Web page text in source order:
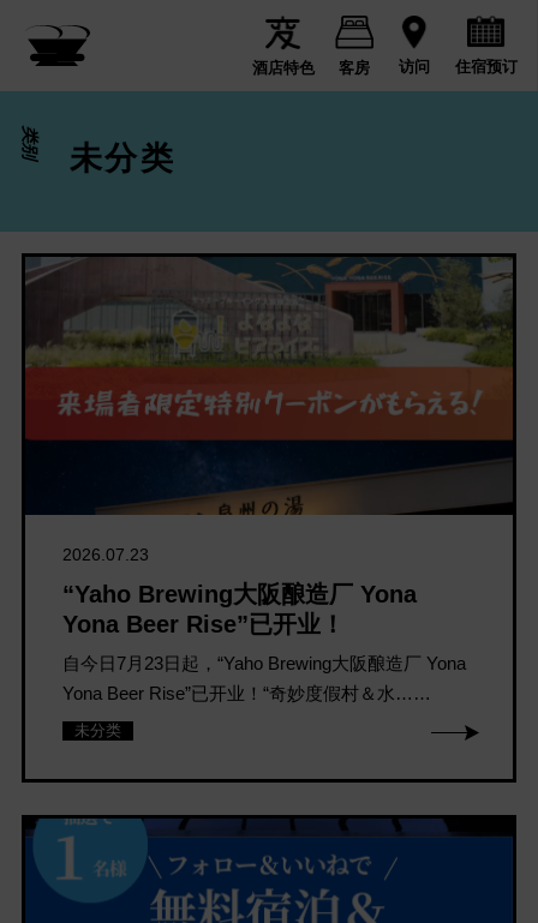
酒店特色 客房 访问 住宿预订
类别 未分类
2026.07.23
“Yaho Brewing大阪酿造厂 Yona
Yona Beer Rise”已开业！
自今日7月23日起，“Yaho Brewing大阪酿造厂 Yona
Yona Beer Rise”已开业！“奇妙度假村＆水……
未分类